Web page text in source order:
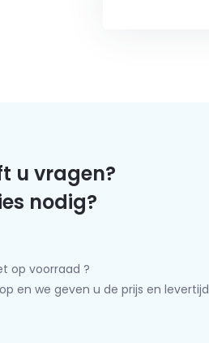
u vragen?
nodig?
op voorraad ?
en we geven u de prijs en levertijd